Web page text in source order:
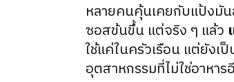
หลายคนคุ้นเคยกับแป้งมัน
ซอสข้นขึ้น แต่จริง ๆ แล้ว
ใช้แค่ในครัวเรือน แต่ยังเ
อุตสาหกรรมที่ไม่ใช่อาหา